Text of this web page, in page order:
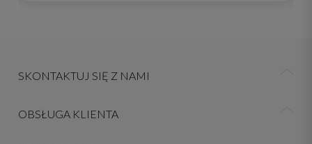
SKONTAKTUJ SIĘ Z NAMI
OBSŁUGA KLIENTA